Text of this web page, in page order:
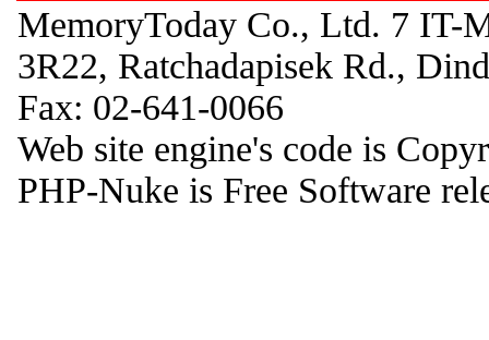
MemoryToday Co., Ltd. 7 IT-
3R22, Ratchadapisek Rd.,
Fax: 02-641-0066
Web site engine's code is
PHP-Nuke is Free Software